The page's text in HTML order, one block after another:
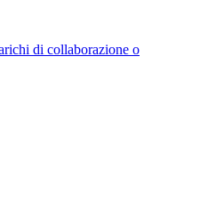
di collaborazione o